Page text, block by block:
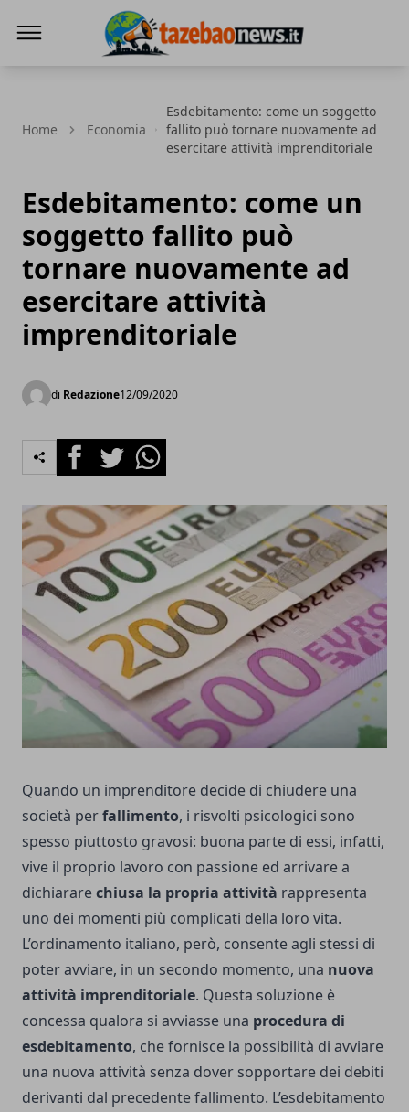
Home Economia
Esdebitamento: come un soggetto
fallito può tornare nuovamente ad
esercitare attività imprenditoriale
Esdebitamento: come un
soggetto fallito può
tornare nuovamente ad
esercitare attività
imprenditoriale
di Redazione12/09/2020
FacebookTwitterWhatsapp
Quando un imprenditore decide di chiudere una
società perfallimento, i risvolti psicologici sono
spesso piuttosto gravosi: buona parte di essi, infatti,
vive il proprio lavoro con passione ed arrivare a
dichiararechiusa la propria attività rappresenta
uno dei momenti più complicati della loro vita.
L’ordinamento italiano, però, consente agli stessi di
poter avviare, in un secondo momento, una nuova
attività imprenditoriale. Questa soluzione è
concessa qualora si avviasse una procedura di
esdebitamento, che fornisce la possibilità di avviare
una nuova attività senza dover sopportare dei debiti
derivanti dal precedente fallimento. L’esdebitamento